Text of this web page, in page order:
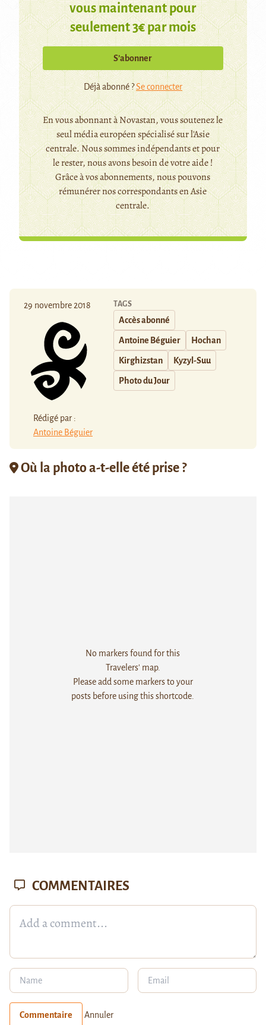
vous maintenant pour
seulement 3€ par mois
S’abonner
Déjà abonné ?Se connecter
En vous abonnant à Novastan, vous soutenez le
seul média européen spécialisé sur l'Asie
centrale. Nous sommes indépendants et pour
le rester, nous avons besoin de votre aide !
Grâce à vos abonnements, nous pouvons
rémunérer nos correspondants en Asie
centrale.
29 novembre 2018
Rédigé par :
Antoine Béguier
TAGS
Accès abonné
Antoine Béguier Hochan
Kirghizstan Kyzyl-Suu
Photo du Jour
Où la photo a-t-elle été prise ?
No markers found for this
Travelers' map.
Please add some markers to your
posts before using this shortcode.
COMMENTAIRES
Commentaire Annuler